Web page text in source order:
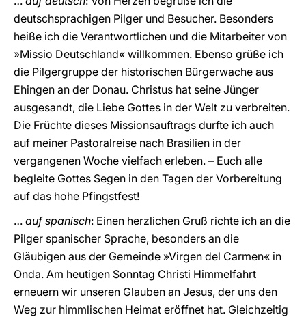
deutschsprachigen Pilger und Besucher. Besonders
heiße ich die Verantwortlichen und die Mitarbeiter von
»Missio Deutschland« willkommen. Ebenso grüße ich
die Pilgergruppe der historischen Bürgerwache aus
Ehingen an der Donau. Christus hat seine Jünger
ausgesandt, die Liebe Gottes in der Welt zu verbreiten.
Die Früchte dieses Missionsauftrags durfte ich auch
auf meiner Pastoralreise nach Brasilien in der
vergangenen Woche vielfach erleben. – Euch alle
begleite Gottes Segen in den Tagen der Vorbereitung
auf das hohe Pfingstfest!
… auf spanisch: Einen herzlichen Gruß richte ich an die
Pilger spanischer Sprache, besonders an die
Gläubigen aus der Gemeinde »Virgen del Carmen« in
Onda. Am heutigen Sonntag Christi Himmelfahrt
erneuern wir unseren Glauben an Jesus, der uns den
Weg zur himmlischen Heimat eröffnet hat. Gleichzeitig